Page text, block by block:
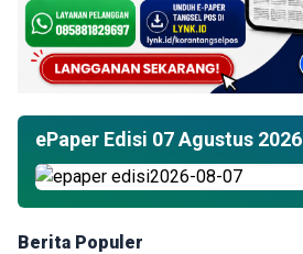
ePaper Edisi 07 Agustus 2026
Berita Populer